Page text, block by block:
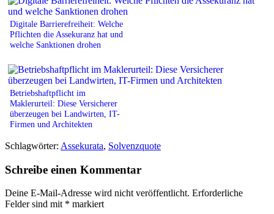
Digitale Barrierefreiheit: Welche
Pflichten die Assekuranz hat und
welche Sanktionen drohen
Betriebshaftpflicht im
Maklerurteil: Diese Versicherer
überzeugen bei Landwirten, IT-
Firmen und Architekten
Schlagwörter: Assekurata, Solvenzquote
Schreibe einen Kommentar
Deine E-Mail-Adresse wird nicht veröffentlicht. Erforderliche
Felder sind mit * markiert